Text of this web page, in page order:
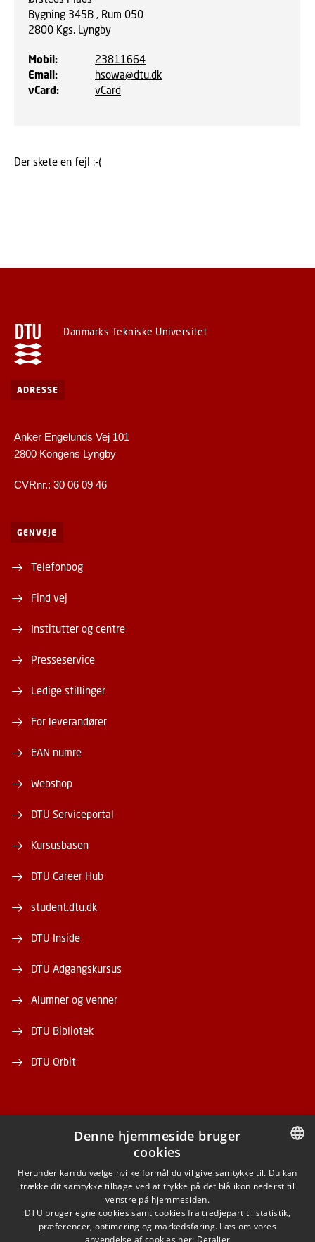
Bygning 345B , Rum 050
2800 Kgs. Lyngby
Mobil:
23811664
Email:
hsowa@dtu.dk
vCard: vCard
Der skete en fejl :-(
Danmarks Tekniske Universitet
ADRESSE
Anker Engelunds Vej 101
2800 Kongens Lyngby
CVRnr.: 30 06 09 46
GENVEJE
Telefonbog
Find vej
Institutter og centre
Presseservice
Ledige stillinger
For leverandører
EAN numre
Webshop
DTU Serviceportal
Kursusbasen
DTU Career Hub
student.dtu.dk
DTU Inside
DTU Adgangskursus
Alumner og venner
DTU Bibliotek
DTU Orbit
FACEBOOK
INSTAGRAM
LINKEDIN
DANISH
ENGLISH
Denne hjemmeside bruger
cookies
Herunder kan du vælge hvilke formål du vil give samtykke til. Du kan
trække dit samtykke tilbage ved at trykke på det blå ikon nederst til
venstre på hjemmesiden.
DTU bruger egne cookies samt cookies fra tredjepart til statistik,
præferencer, optimering og markedsføring. Læs om vores
anvendelse af cookies her: Detaljer